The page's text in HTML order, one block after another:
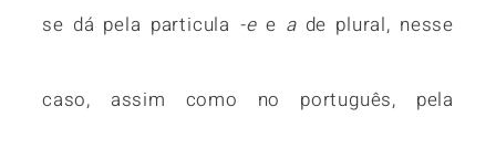
se dá pela particula -ee ade plural, nesse
caso, assim como no português, pela